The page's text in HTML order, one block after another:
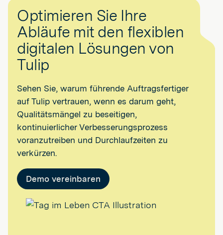
Optimieren Sie Ihre
Abläufe mit den flexiblen
digitalen Lösungen von
Tulip
Sehen Sie, warum führende Auftragsfertiger
auf Tulip vertrauen, wenn es darum geht,
Qualitätsmängel zu beseitigen,
kontinuierlicher Verbesserungsprozess
voranzutreiben und Durchlaufzeiten zu
verkürzen.
Demo vereinbaren